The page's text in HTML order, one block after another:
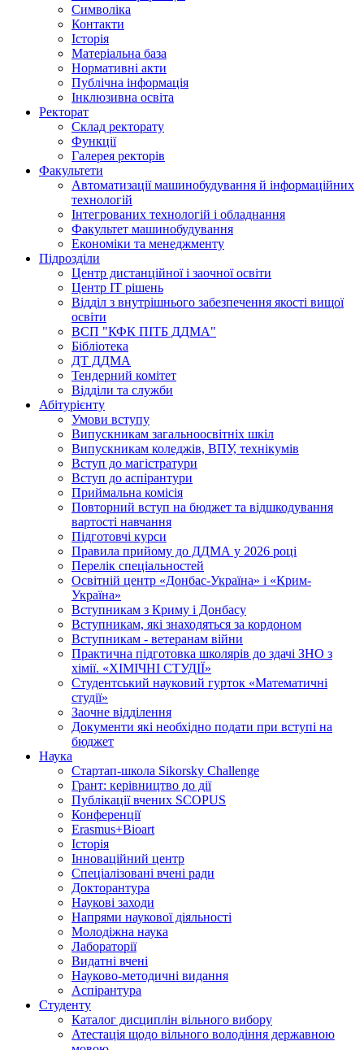
Символіка
Контакти
Історія
Матеріальна база
Нормативні акти
Публічна інформація
Інклюзивна освіта
Ректорат
Склад ректорату
Функції
Галерея ректорів
Факультети
Автоматизації машинобудування й інформаційних
технологій
Інтегрованих технологій і обладнання
Факультет машинобудування
Економіки та менеджменту
Підрозділи
Центр дистанційної і заочної освіти
Центр ІТ рішень
Відділ з внутрішнього забезпечення якості вищої
освіти
ВСП "КФК ПІТБ ДДМА"
Бібліотека
ДТ ДДМА
Тендерний комітет
Відділи та служби
Абітурієнту
Умови вступу
Випускникам загальноосвітніх шкіл
Випускникам коледжів, ВПУ, технікумів
Вступ до магістратури
Вступ до аспірантури
Приймальна комісія
Повторний вступ на бюджет та відшкодування
вартості навчання
Підготовчі курси
Правила прийому до ДДМА у 2026 році
Перелік спеціальностей
Освітній центр «Донбас-Україна» і «Крим-
Україна»
Вступникам з Криму і Донбасу
Вступникам, які знаходяться за кордоном
Вступникам - ветеранам війни
Практична підготовка школярів до здачі ЗНО з
хімії. «ХІМІЧНІ СТУДІЇ»
Студентський науковий гурток «Математичні
студії»
Заочне відділення
Документи які необхідно подати при вступі на
бюджет
Наука
Стартап-школа Sikorsky Challenge
Грант: керівництво до дії
Публікації вчених SCOPUS
Конференції
Erasmus+Bioart
Історія
Інноваційний центр
Спеціалізовані вчені ради
Докторантура
Наукові заходи
Напрями наукової діяльності
Молодіжна наука
Лабораторії
Видатні вчені
Науково-методичні видання
Аспірантура
Студенту
Каталог дисциплін вільного вибору
Атестація щодо вільного володіння державною